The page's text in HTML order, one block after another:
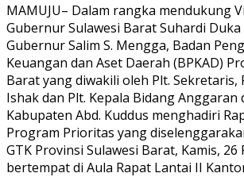
MAMUJU– Dalam rangka mendukung
Gubernur Sulawesi Barat Suhardi Duka
Gubernur Salim S. Mengga, Badan
Keuangan dan Aset Daerah (BPKAD)
Barat yang diwakili oleh Plt. Sekretaris,
Ishak dan Plt. Kepala Bidang Anggaran
Kabupaten Abd. Kuddus menghadiri
Program Prioritas yang
GTK Provinsi Sulawesi Barat, Kamis, 26
bertempat di Aula Rapat Lantai II